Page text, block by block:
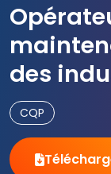
des
CQP